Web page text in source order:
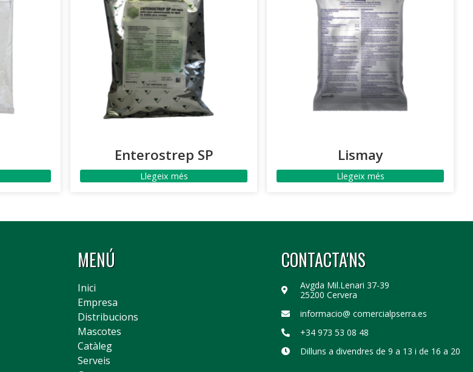
Enterostrep SP
Llegeix més
Lismay
Llegeix més
MENÚ
Inici
Empresa
Distribucions
Mascotes
Catàleg
Serveis
CONTACTA'NS
Avgda Mil.Lenari 37-39
25200 Cervera
informacio@ comercialpserra.es
+34 973 53 08 48
Dilluns a divendres de 9 a 13 i de 16 a 20